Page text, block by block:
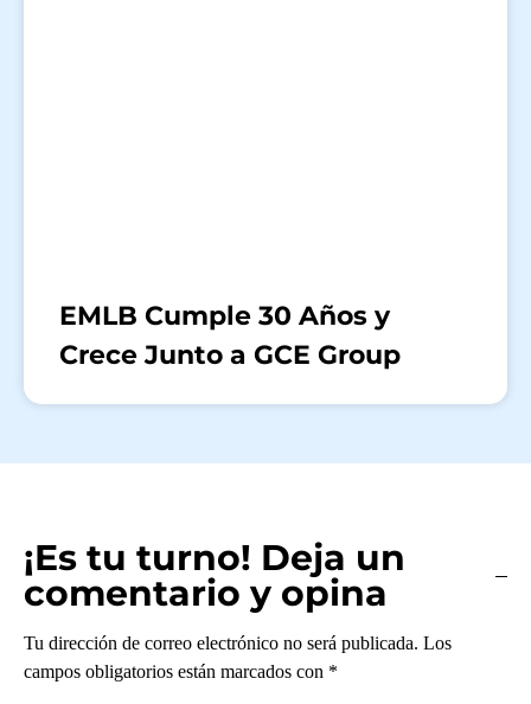
EMLB Cumple 30 Años y
Crece Junto a GCE Group
¡Es tu turno! Deja un
comentario y opina
Tu dirección de correo electrónico no será publicada. Los
campos obligatorios están marcados con *